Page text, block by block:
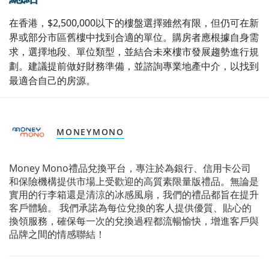
在香港，$2,500,000以下的樓盤選擇雖然有限，但仍可在新
界或部分市區舊樓中找到合適的單位。購房者應根據自身需
求，選擇地段、單位類型，並結合未來樓市發展趨勢進行規
劃。建議提前做好財務準備，並諮詢專業地產中介，以找到
最適合自己的房源。
MONEYMONO
Money Mono禮品兌換平台，專注於為銀行、信用卡公司
和保險機構提供市場上受歡迎的高質素限量版禮品。無論是
實用的行李箱還是清涼的冰感風扇，我們的禮品都旨在提升
客戶體驗。 我們承諾為每位兌換的客人提供優質、貼心的
換領服務，確保每一次的兌換過程都流暢愉快，增進客戶與
品牌之間的情感聯結！